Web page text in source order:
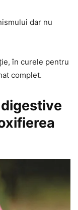
dar nu
în curele pentru
complet.